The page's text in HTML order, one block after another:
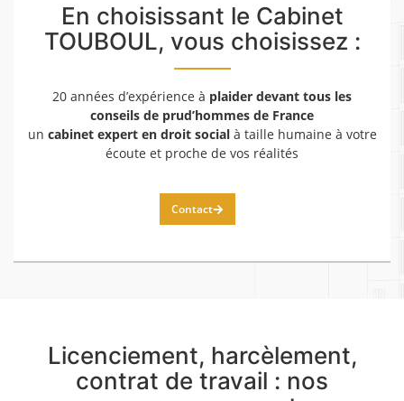
En choisissant le Cabinet
TOUBOUL, vous choisissez :
20 années d’expérience à plaider devant tous les
conseils de prud’hommes de France
un cabinet expert en droit socialà taille humaine à votre
écoute et proche de vos réalités
Contact
Licenciement, harcèlement,
contrat de travail : nos